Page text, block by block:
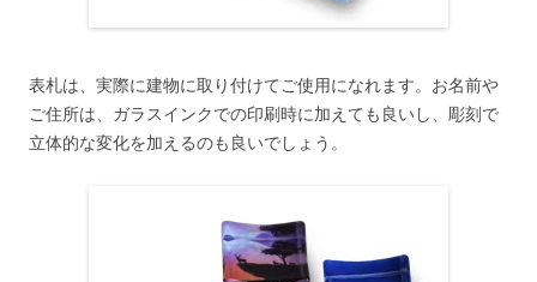
表札は、実際に建物に取り付けてご使用になれます。お名前や
ご住所は、ガラスインクでの印刷時に加えても良いし、彫刻で
立体的な変化を加えるのも良いでしょう。